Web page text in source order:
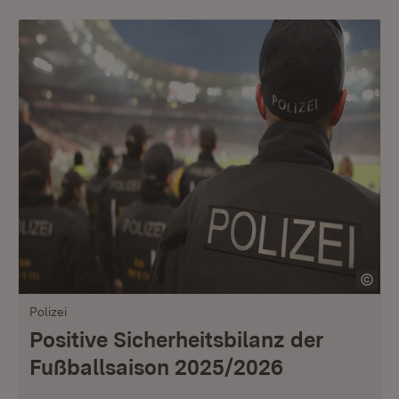
Polizei
Positive Sicherheitsbilanz der
Fußballsaison 2025/2026